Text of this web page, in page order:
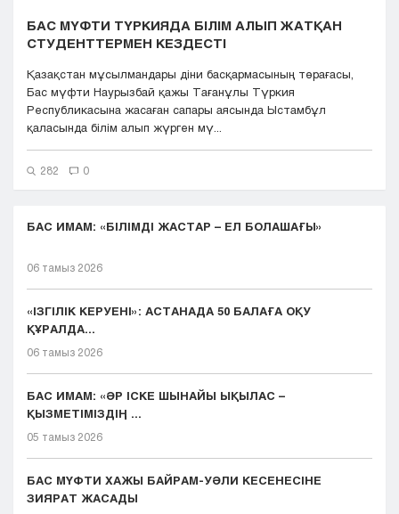
БАС МҮФТИ ТҮРКИЯДА БІЛІМ АЛЫП ЖАТҚАН
СТУДЕНТТЕРМЕН КЕЗДЕСТІ
Қазақстан мұсылмандары діни басқармасының төрағасы,
Бас мүфти Наурызбай қажы Тағанұлы Түркия
Республикасына жасаған сапары аясында Ыстамбұл
қаласында білім алып жүрген мү...
282 0
БАС ИМАМ: «БІЛІМДІ ЖАСТАР – ЕЛ БОЛАШАҒЫ»
06 тамыз 2026
«ІЗГІЛІК КЕРУЕНІ»: АСТАНАДА 50 БАЛАҒА ОҚУ
ҚҰРАЛДА...
06 тамыз 2026
БАС ИМАМ: «ӘР ІСКЕ ШЫНАЙЫ ЫҚЫЛАС –
ҚЫЗМЕТІМІЗДІҢ ...
05 тамыз 2026
БАС МҮФТИ ХАЖЫ БАЙРАМ-УӘЛИ КЕСЕНЕСІНЕ
ЗИЯРАТ ЖАСАДЫ